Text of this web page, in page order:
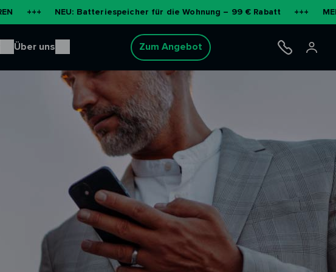
NEU: Batteriespeicher für die Wohnung – 99 € Rabatt +++ MEHR
Über uns Zum Angebot